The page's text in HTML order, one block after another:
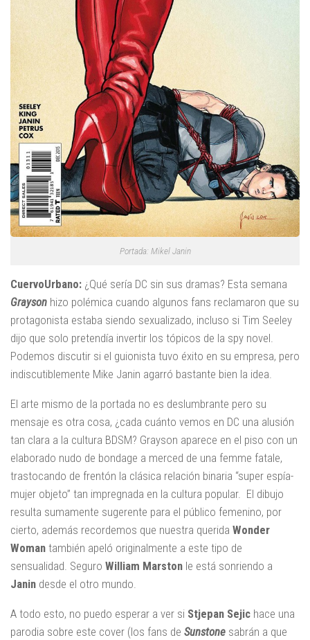
Portada: Mikel Janin
CuervoUrbano: ¿Qué sería DC sin sus dramas? Esta semana
Grayson hizo polémica cuando algunos fans reclamaron que su
protagonista estaba siendo sexualizado, incluso si Tim Seeley
dijo que solo pretendía invertir los tópicos de la spy novel.
Podemos discutir si el guionista tuvo éxito en su empresa, pero
indiscutiblemente Mike Janin agarró bastante bien la idea.
El arte mismo de la portada no es deslumbrante pero su
mensaje es otra cosa, ¿cada cuánto vemos en DC una alusión
tan clara a la cultura BDSM? Grayson aparece en el piso con un
elaborado nudo de bondage a merced de una femme fatale,
trastocando de frentón la clásica relación binaria “super espía-
mujer objeto” tan impregnada en la cultura popular. El dibujo
resulta sumamente sugerente para el público femenino, por
cierto, además recordemos que nuestra querida Wonder
Woman también apeló originalmente a este tipo de
sensualidad. Seguro William Marston le está sonriendo a
Janin desde el otro mundo.
A todo esto, no puedo esperar a ver si Stjepan Sejic hace una
parodia sobre este cover (los fans de Sunstone sabrán a que